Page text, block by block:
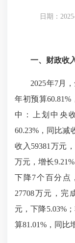
日期：
一、财政收
2025年7月，
年初预算60.81%
中：上划中央
60.23%，同比减
收入59381万元
万元，增长
下降7个百分点
27708万元，完
元，下降5.03%
算81.01%，同比